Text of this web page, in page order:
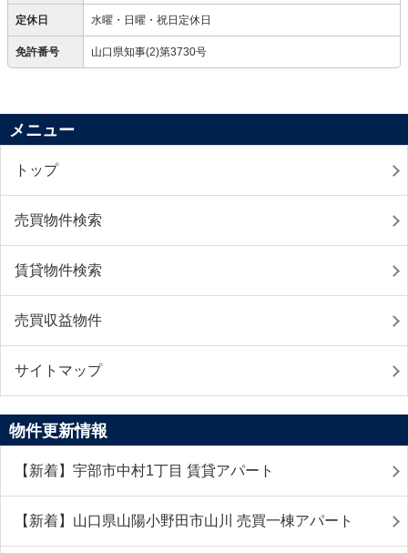
定休日 水曜・日曜・祝日定休日
免許番号 山口県知事(2)第3730号
メニュー
トップ
売買物件検索
賃貸物件検索
売買収益物件
サイトマップ
物件更新情報
【新着】宇部市中村1丁目 賃貸アパート
【新着】山口県山陽小野田市山川 売買一棟アパート